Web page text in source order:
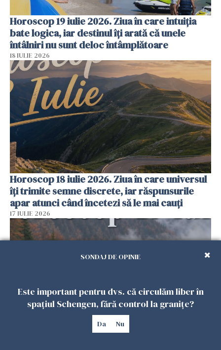
Horoscop 19 iulie 2026. Ziua în care intuiția
bate logica, iar destinul îți arată că unele
întâlniri nu sunt deloc întâmplătoare
18 IULIE 2026
Horoscop 18 iulie 2026. Ziua în care universul
îți trimite semne discrete, iar răspunsurile
apar atunci când încetezi să le mai cauți
17 IULIE 2026
Horoscop 17 iulie 2026. Ziua în care universul
SONDAJ DE OPINIE
Este important pentru dvs. că circulăm liber în
spațiul Schengen, fără control la granițe?
Da Nu